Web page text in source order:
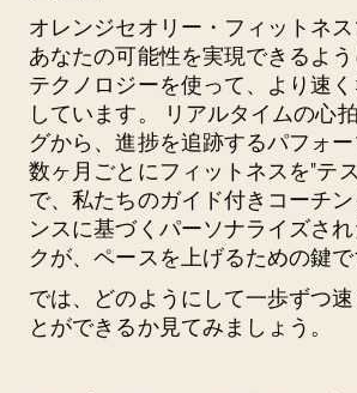
オレンジセオリー・フィットネ
あなたの可能性を実現できるよ
テクノロジーを使って、より速
しています。 リアルタイムの心
グから、進捗を追跡するパフォー
数ヶ月ごとにフィットネスを"テ
で、私たちのガイド付きコーチ
ンスに基づくパーソナライズさ
クが、ペースを上げるための鍵で
では、どのようにして一歩ずつ
とができるか見てみましょう。